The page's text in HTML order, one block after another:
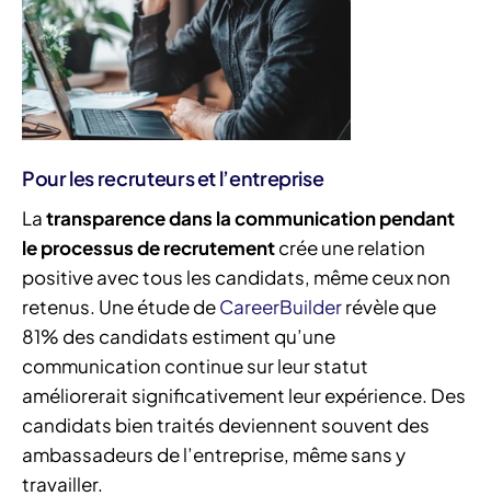
Pour les recruteurs et l’entreprise
Latransparence dans la communication pendant
le processus de recrutementcrée une relation
positive avec tous les candidats, même ceux non
retenus. Une étude deCareerBuilderrévèle que
81% des candidats estiment qu’une
communication continue sur leur statut
améliorerait significativement leur expérience. Des
candidats bien traités deviennent souvent des
ambassadeurs de l’entreprise, même sans y
travailler.